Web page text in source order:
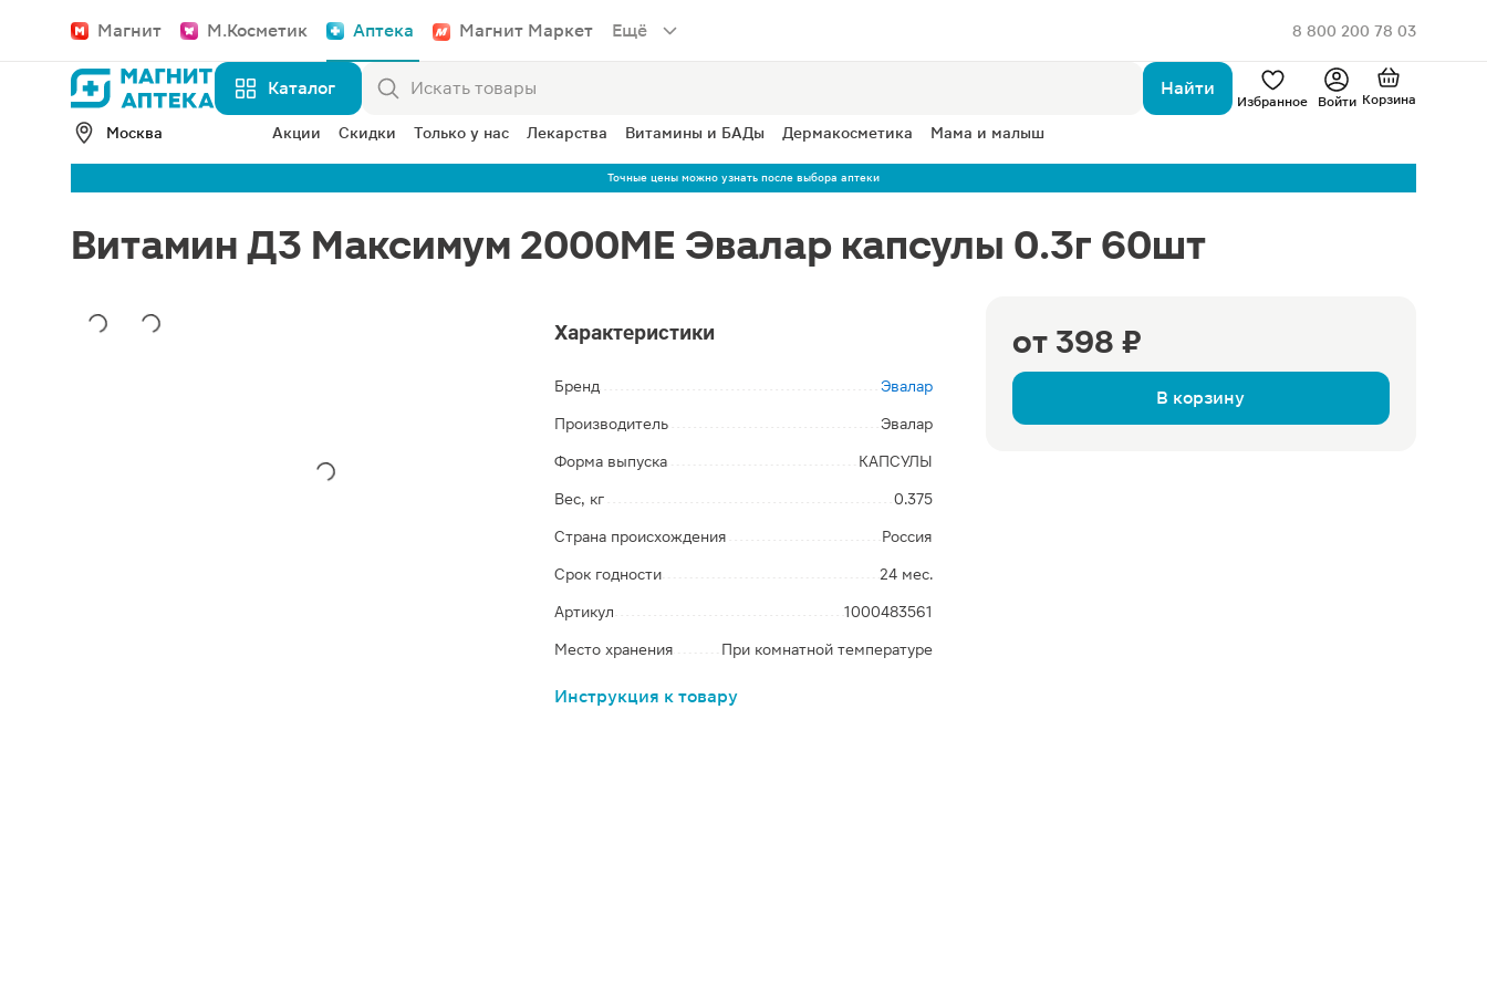
Магнит М.Косметик Аптека Магнит Маркет Ещё 8 800 200 78 03
Каталог Найти
Избранное Войти Корзина
Москва Акции Скидки Только у нас Лекарства Витамины и БАДы Дермакосметика Мама и малыш
Точные цены можно узнать после выбора аптеки
Витамин Д3 Максимум 2000МЕ Эвалар капсулы 0.3г 60шт
от 398 ₽
В корзину
Характеристики
Бренд Эвалар
Производитель Эвалар
Форма выпуска КАПСУЛЫ
Вес, кг 0.375
Страна происхождения Россия
Срок годности 24 мес.
Артикул 1000483561
Место хранения При комнатной температуре
Инструкция к товару